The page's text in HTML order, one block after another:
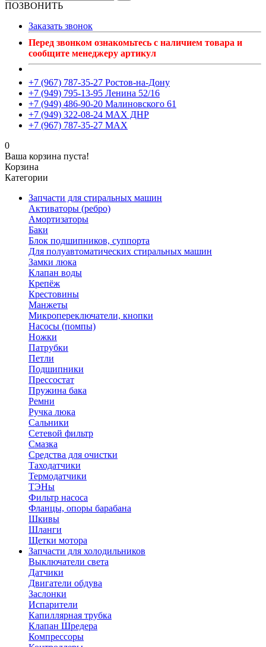
ПОЗВОНИТЬ
Заказать звонок
Перед звонком ознакомьтесь с наличием товара и
сообщите менеджеру артикул
+7 (967) 787-35-27 Ростов-на-Дону
+7 (949) 795-13-95 Ленина 52/16
+7 (949) 486-90-20 Малиновского 61
+7 (949) 322-08-24 MAX ДНР
+7 (967) 787-35-27 MAX
0
Ваша корзина пуста!
Корзина
Категории
Запчасти для стиральных машин
Активаторы (ребро)
Амортизаторы
Баки
Блок подшипников, суппорта
Для полуавтоматических стиральных машин
Замки люка
Клапан воды
Крепёж
Крестовины
Манжеты
Микропереключатели, кнопки
Насосы (помпы)
Ножки
Патрубки
Петли
Подшипники
Прессостат
Пружина бака
Ремни
Ручка люка
Сальники
Сетевой фильтр
Смазка
Средства для очистки
Таходатчики
Термодатчики
ТЭНы
Фильтр насоса
Фланцы, опоры барабана
Шкивы
Шланги
Щетки мотора
Запчасти для холодильников
Выключатели света
Датчики
Двигатели обдува
Заслонки
Испарители
Капиллярная трубка
Клапан Шредера
Компрессоры